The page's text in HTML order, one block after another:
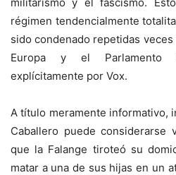
régimen tendencialmente
sido condenado repetidas
Europa y el Parlamento
explícitamente por Vox.
A título meramente informativo,
Caballero puede considerarse
que la Falange tiroteó su
matar a una de sus hijas en un